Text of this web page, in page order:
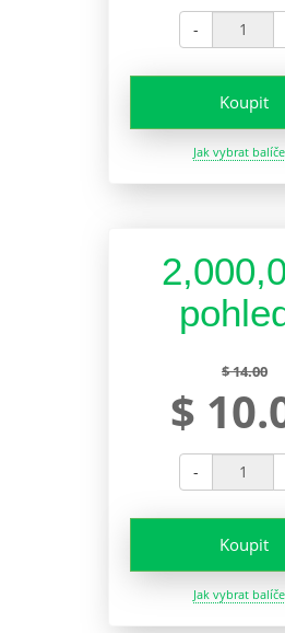
-
Koupit
Jak vybrat
$ 14.00
$
-
Koupit
Jak vybrat